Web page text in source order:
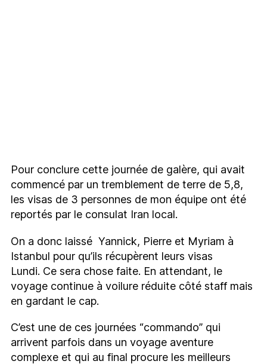
Pour conclure cette journée de galère, qui avait
commencé par un tremblement de terre de 5,8,
les visas de 3 personnes de mon équipe ont été
reportés par le consulat Iran local.
On a donc laissé Yannick, Pierre et Myriam à
Istanbul pour qu’ils récupèrent leurs visas
Lundi. Ce sera chose faite. En attendant, le
voyage continue à voilure réduite côté staff mais
en gardant le cap.
C’est une de ces journées “commando” qui
arrivent parfois dans un voyage aventure
complexe et qui au final procure les meilleurs